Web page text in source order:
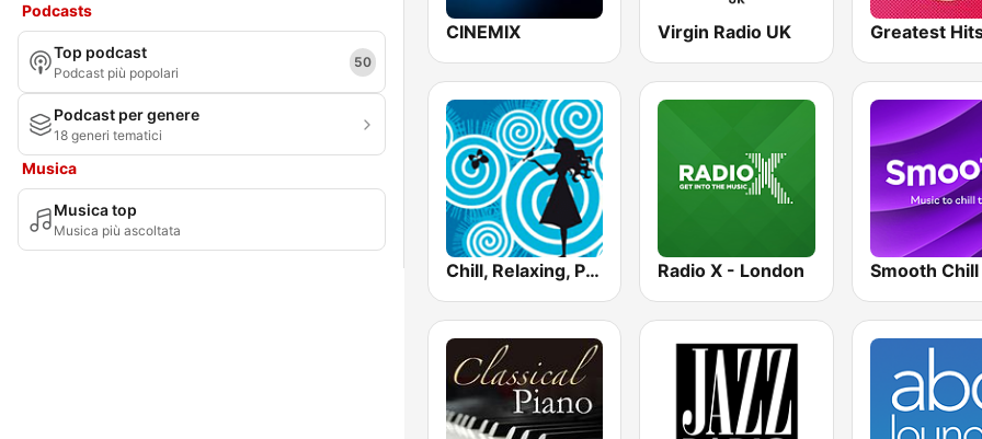
Podcasts
Top podcast
Podcast più popolari
50
Podcast per genere
18 generi tematici
Musica
Musica top
Musica più ascoltata
CINEMIX Virgin Radio UK
Chill, Relaxing, Positive Radio X - London Smooth Chill